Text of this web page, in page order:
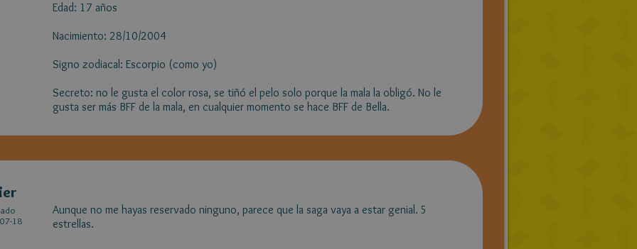
Edad: 17 años
Nacimiento: 28/10/2004
Signo zodiacal: Escorpio (como yo)
Secreto: no le gusta el color rosa, se tiñó el pelo solo porque la mala la obligó. No le
gusta ser más BFF de la mala, en cualquier momento se hace BFF de Bella.
18
Aunque no me hayas reservado ninguno, parece que la saga vaya a estar genial. 5
estrellas.